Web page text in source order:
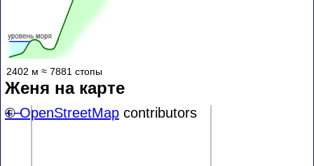
2402 м ≈ 7881 стопы
Женя на карте
+−
©OpenStreetMap contributors